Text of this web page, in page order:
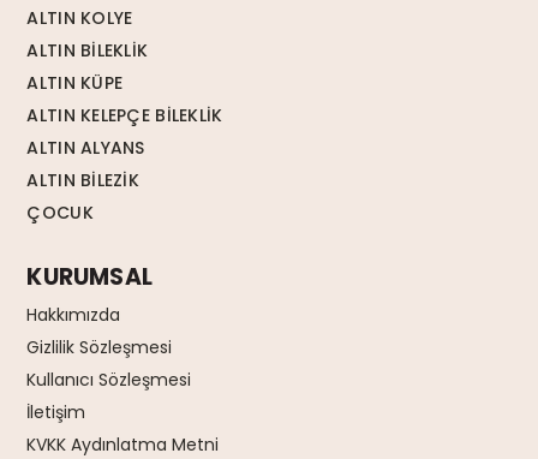
ALTIN KOLYE
ALTIN BİLEKLİK
ALTIN KÜPE
ALTIN KELEPÇE BİLEKLİK
ALTIN ALYANS
ALTIN BİLEZİK
ÇOCUK
KURUMSAL
Hakkımızda
Gizlilik Sözleşmesi
Kullanıcı Sözleşmesi
İletişim
KVKK Aydınlatma Metni